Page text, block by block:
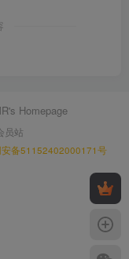
Homepage
员站
安备51152402000171号